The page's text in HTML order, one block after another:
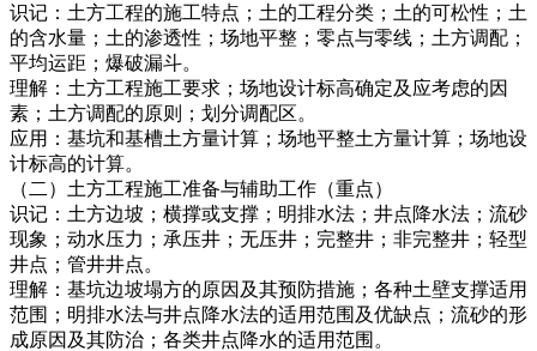
识记：土方工程的施工特点；土的工程分类；土的可松性；土
的含水量；土的渗透性；场地平整；零点与零线；土方调配；
平均运距；爆破漏斗。
理解：土方工程施工要求；场地设计标高确定及应考虑的因
素；土方调配的原则；划分调配区。
应用：基坑和基槽土方量计算；场地平整土方量计算；场地设
计标高的计算。
（二）土方工程施工准备与辅助工作（重点）
识记：土方边坡；横撑或支撑；明排水法；井点降水法；流砂
现象；动水压力；承压井；无压井；完整井；非完整井；轻型
井点；管井井点。
理解：基坑边坡塌方的原因及其预防措施；各种土壁支撑适用
范围；明排水法与井点降水法的适用范围及优缺点；流砂的形
成原因及其防治；各类井点降水的适用范围。